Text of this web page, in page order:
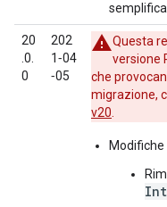
20
.0.
0
202
1‑04
‑05
Questa
versione
che
migrazione,
v20